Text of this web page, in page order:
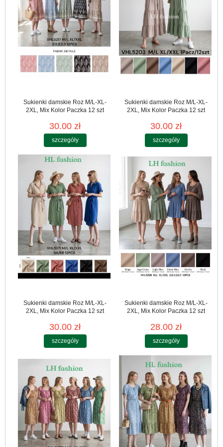
Sukienki damskie Roz M/L-XL-
2XL, Mix Kolor Paczka 12 szt
30.00 zł
szczegóły
Sukienki damskie Roz M/L-XL-
2XL, Mix Kolor Paczka 12 szt
30.00 zł
szczegóły
Sukienki damskie Roz M/L-XL-
2XL, Mix Kolor Paczka 12 szt
30.00 zł
szczegóły
Sukienki damskie Roz M/L-XL-
2XL, Mix Kolor Paczka 12 szt
28.00 zł
szczegóły